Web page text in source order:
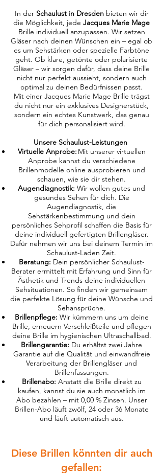
In der Schaulust in Dresdenbieten wir dir
die Möglichkeit, jede Jacques Marie Mage
Brille individuell anzupassen. Wir setzen
Gläser nach deinen Wünschen ein – egal ob
es um Sehstärken oder spezielle Farbtöne
geht. Ob klare, getönte oder polarisierte
Gläser – wir sorgen dafür, dass deine Brille
nicht nur perfekt aussieht, sondern auch
optimal zu deinen Bedürfnissen passt.
Mit einer Jacques Marie Mage Brille trägst
du nicht nur ein exklusives Designerstück,
sondern ein echtes Kunstwerk, das genau
für dich personalisiert wird.
Unsere Schaulust-Leistungen
Virtuelle Anprobe: Mit unserer virtuellen
Anprobe kannst du verschiedene
Brillenmodelle online ausprobieren und
schauen, wie sie dir stehen.
Augendiagnostik: Wir wollen gutes und
gesundes Sehen für dich. Die
Augendiagnostik, die
Sehstärkenbestimmung und dein
persönliches Sehprofil schaffen die Basis für
deine individuell gefertigten Brillengläser.
Dafür nehmen wir uns bei deinem Termin im
Schaulust-Laden Zeit.
Beratung: Dein persönlicher Schaulust-
Berater ermittelt mit Erfahrung und Sinn für
Ästhetik und Trends deine individuellen
Sehsituationen. So finden wir gemeinsam
die perfekte Lösung für deine Wünsche und
Sehansprüche.
Brillenpflege: Wir kümmern uns um deine
Brille, erneuern Verschleißteile und pflegen
deine Brille im hygienischen Ultraschallbad.
Brillengarantie: Du erhältst zwei Jahre
Garantie auf die Qualität und einwandfreie
Verarbeitung der Brillengläser und
Brillenfassungen.
Brillenabo: Anstatt die Brille direkt zu
kaufen, kannst du sie auch monatlich im
Abo bezahlen – mit 0,00 % Zinsen. Unser
Brillen-Abo läuft zwölf, 24 oder 36 Monate
und läuft automatisch aus.
Diese Brillen könnten dir auch
gefallen: